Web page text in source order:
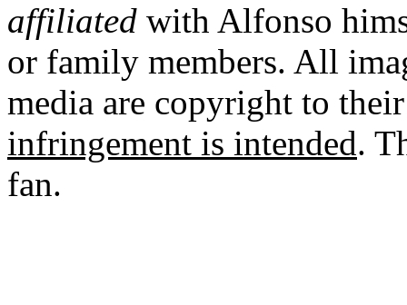
affiliated with Alfonso
or family members. All
media are copyright to
infringement is intended.
fan.